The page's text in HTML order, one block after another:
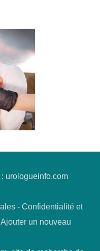
urologueinfo.com
- Confidentialité et
Ajouter un nouveau